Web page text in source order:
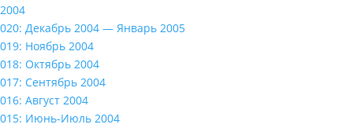
2004
020: Декабрь 2004 — Январь 2005
019: Ноябрь 2004
018: Октябрь 2004
017: Сентябрь 2004
016: Август 2004
015: Июнь-Июль 2004